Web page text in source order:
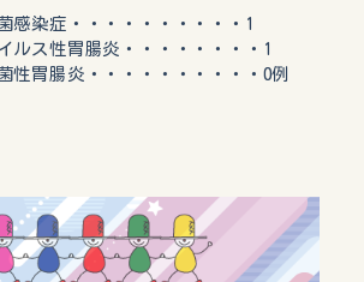
・・・・・・・・・・1
胃腸炎・・・・・・・・1
炎・・・・・・・・・・0例